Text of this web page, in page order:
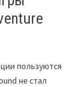
пользуются
не стал